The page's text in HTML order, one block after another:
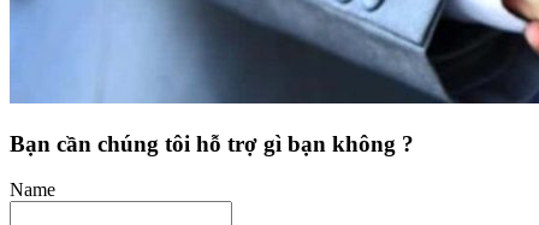
Bạn cần chúng tôi hỗ trợ gì bạn không ?
Name